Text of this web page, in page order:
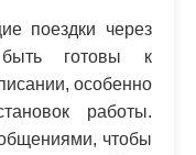
поездки через
готовы к
особенно
работы.
чтобы